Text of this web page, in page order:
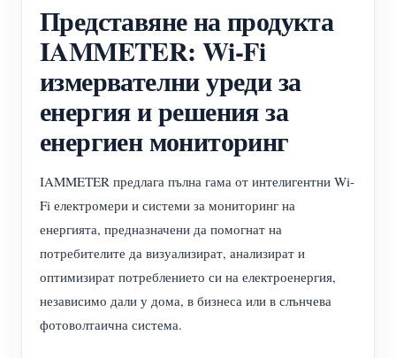
Блогове
Представяне на продукта
IAMMETER: Wi-Fi
измервателни уреди за
енергия и решения за
енергиен мониторинг
IAMMETER предлага пълна гама от интелигентни Wi-
Fi електромери и системи за мониторинг на
енергията, предназначени да помогнат на
потребителите да визуализират, анализират и
оптимизират потреблението си на електроенергия,
независимо дали у дома, в бизнеса или в слънчева
фотоволтаична система.